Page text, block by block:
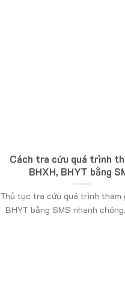
Cách tra cứu quá trình
BHXH, BHYT bằng
Thủ tục tra cứu quá trình tham
BHYT bằng SMS nhanh